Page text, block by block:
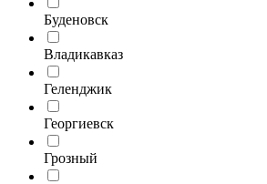
Буденовск
Владикавказ
Геленджик
Георгиевск
Грозный